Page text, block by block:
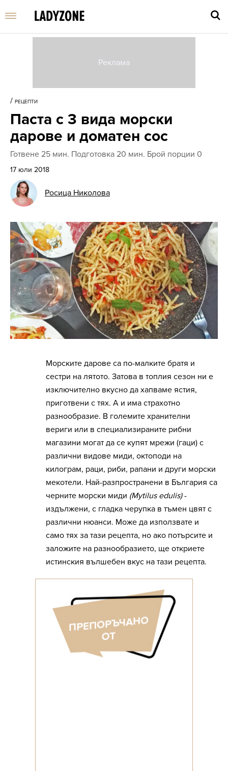
/ РЕЦЕПТИ
Паста с 3 вида морски
дарове и доматен сос
Готвене 25 мин. Подготовка 20 мин. Брой порции 0
17 юли 2018
Росица Николова
Морските дарове са по-малките братя и
сестри на лятото. Затова в топлия сезон ни е
изключително вкусно да хапваме ястия,
приготвени с тях. А и има страхотно
разнообразие. В големите хранителни
вериги или в специализираните рибни
магазини могат да се купят мрежи (гаци) с
различни видове миди, октоподи на
килограм, раци, риби, рапани и други морски
мекотели. Най-разпространени в България са
черните морски миди (Mytilus edulis)-
издължени, с гладка черупка в тъмен цвят с
различни нюанси. Може да използвате и
само тях за тази рецепта, но ако потърсите и
заложите на разнообразието, ще откриете
истинския вълшебен вкус на тази рецепта.